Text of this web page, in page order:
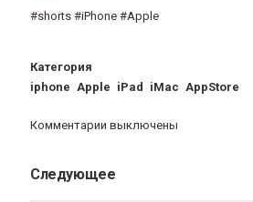
#shorts #iPhone #Apple
Категория
iphone Apple iPad iMac AppStore
Комментарии выключены
Следующее